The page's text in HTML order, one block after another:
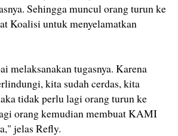
Sehingga muncul orang turun ke
Koalisi untuk menyelamatkan
melaksanakan tugasnya. Karena
kita sudah cerdas, kita
tidak perlu lagi orang turun ke
orang kemudian membuat KAMI
jelas Refly.